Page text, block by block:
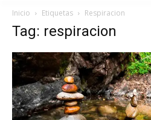
Inicio Etiquetas Respiracion
Tag: respiracion